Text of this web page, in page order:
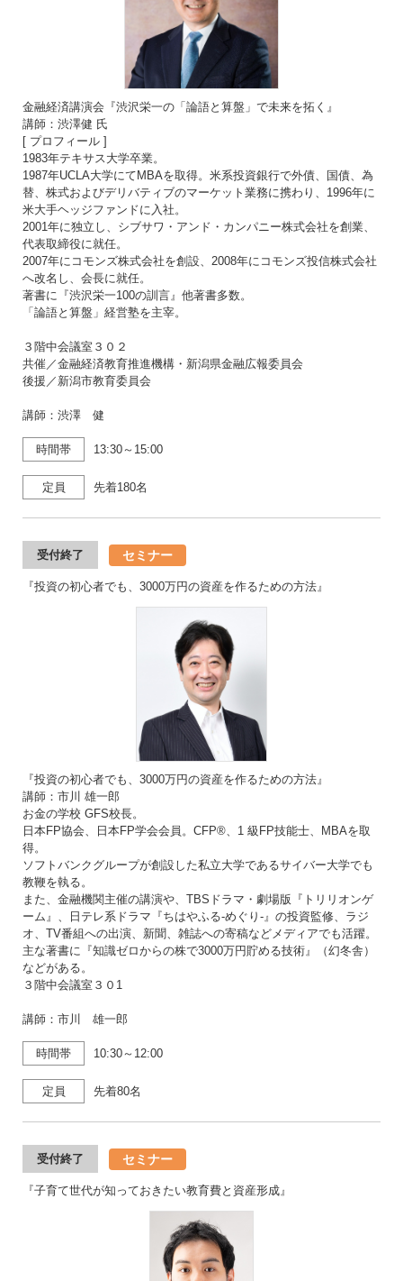
金融経済講演会『渋沢栄一の「論語と算盤」で未来を拓く』
講師：渋澤健 氏
[ プロフィール ]
1983年テキサス大学卒業。
1987年UCLA大学にてMBAを取得。米系投資銀行で外債、国債、為
替、株式およびデリバティブのマーケット業務に携わり、1996年に
米大手ヘッジファンドに入社。
2001年に独立し、シブサワ・アンド・カンパニー株式会社を創業、
代表取締役に就任。
2007年にコモンズ株式会社を創設、2008年にコモンズ投信株式会社
へ改名し、会長に就任。
著書に『渋沢栄一100の訓言』他著書多数。
「論語と算盤」経営塾を主宰。
３階中会議室３０２
共催／金融経済教育推進機構・新潟県金融広報委員会
後援／新潟市教育委員会
講師：渋澤 健
時間帯 13:30～15:00
定員 先着180名
受付終了 セミナー
『投資の初心者でも、3000万円の資産を作るための方法』
『投資の初心者でも、3000万円の資産を作るための方法』
講師：市川 雄一郎
お金の学校 GFS校長。
日本FP協会、日本FP学会会員。CFP®、1 級FP技能士、MBAを取
得。
ソフトバンクグループが創設した私立大学であるサイバー大学でも
教鞭を執る。
また、金融機関主催の講演や、TBSドラマ・劇場版『トリリオンゲ
ーム』、日テレ系ドラマ『ちはやふる-めぐり-』の投資監修、ラジ
オ、TV番組への出演、新聞、雑誌への寄稿などメディアでも活躍。
主な著書に『知識ゼロからの株で3000万円貯める技術』（幻冬舎）
などがある。
３階中会議室３０1
講師：市川 雄一郎
時間帯 10:30～12:00
定員 先着80名
受付終了 セミナー
『子育て世代が知っておきたい教育費と資産形成』